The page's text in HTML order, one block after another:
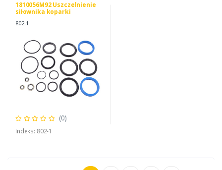
1810056M92 Uszczelnienie
siłownika koparki
802-1
(0)
Indeks: 802-1